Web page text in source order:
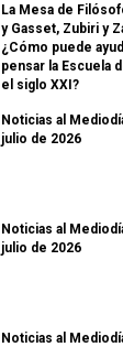
La Mesa de
y Gasset, Zubiri y
¿Cómo puede
pensar la Escuela
el siglo XXI?
Noticias al
julio de 2026
Noticias al
julio de 2026
Noticias al